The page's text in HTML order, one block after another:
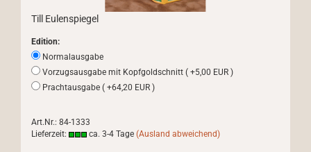
Till Eulenspiegel
Edition:
Normalausgabe
Vorzugsausgabe mit Kopfgoldschnitt ( +5,00 EUR )
Prachtausgabe ( +64,20 EUR )
Art.Nr.: 84-1333
Lieferzeit:
ca. 3-4 Tage (Ausland abweichend)